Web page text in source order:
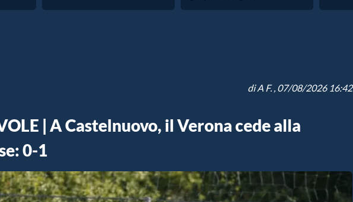
diA F., 07/08/2026 16:42
| A Castelnuovo, il Verona cede alla
0-1